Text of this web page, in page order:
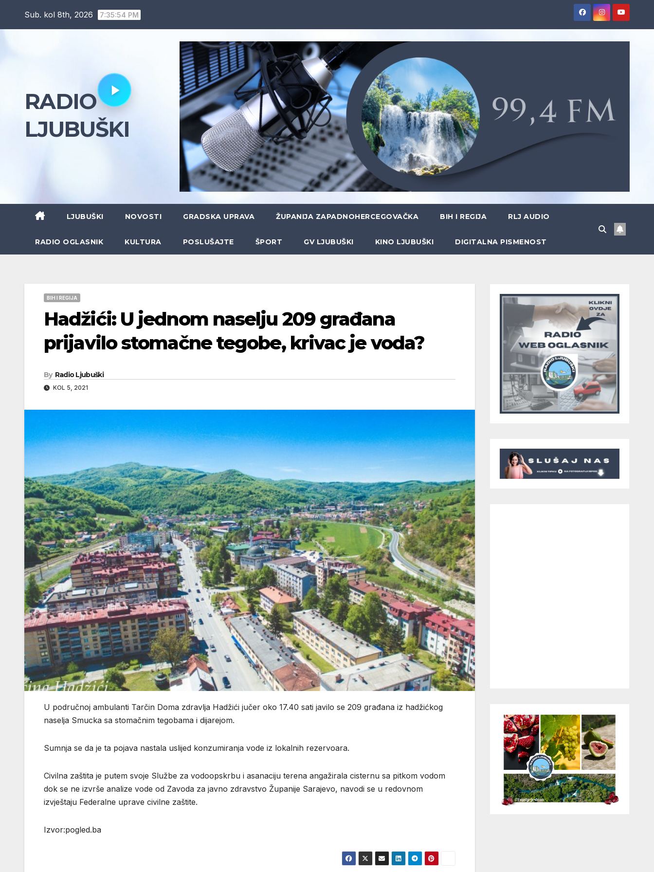
Sub. kol 8th, 2026 7:35:55 PM
RADIO
LJUBUŠKI
LJUBUŠKI NOVOSTI GRADSKA UPRAVA ŽUPANIJA ZAPADNOHERCEGOVAČKA BIH I REGIJA RLJ AUDIO
RADIO OGLASNIK KULTURA POSLUŠAJTE ŠPORT GV LJUBUŠKI KINO LJUBUŠKI DIGITALNA PISMENOST
BIH I REGIJA
Hadžići: U jednom naselju 209 građana
prijavilo stomačne tegobe, krivac je voda?
By Radio Ljubuški
KOL 5, 2021
U područnoj ambulanti Tarčin Doma zdravlja Hadžići jučer oko 17.40 sati javilo se 209 građana iz hadžićkog
naselja Smucka sa stomačnim tegobama i dijarejom.
Sumnja se da je ta pojava nastala uslijed konzumiranja vode iz lokalnih rezervoara.
Civilna zaštita je putem svoje Službe za vodoopskrbu i asanaciju terena angažirala cisternu sa pitkom vodom
dok se ne izvrše analize vode od Zavoda za javno zdravstvo Županije Sarajevo, navodi se u redovnom
izvještaju Federalne uprave civilne zaštite.
Izvor:pogled.ba